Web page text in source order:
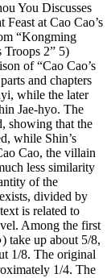
You Discusses
at Cao Cao’s
“Kongming
Troops 2” 5)
of “Cao Cao’s
and chapters
while the later
Jae-hyo. The
showing that the
while Shin’s
Cao, the villain
less similarity
of the
divided by
is related to
Among the first
take up about 5/8,
1/8. The original
1/4. The